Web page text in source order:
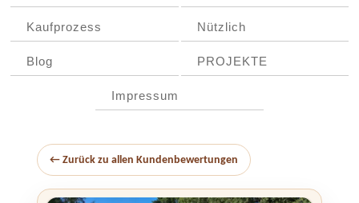
Kaufprozess Nützlich
Blog PROJEKTE
Impressum
← Zurück zu allen Kundenbewertungen